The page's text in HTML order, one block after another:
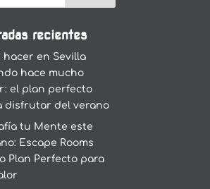
recientes
hacer en Sevilla
hace mucho
el plan perfecto
disfrutar del verano
tu Mente este
Escape Rooms
Plan Perfecto para